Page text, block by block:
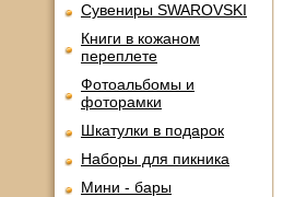
Сувениры SWAROVSKI
Книги в кожаном
переплете
Фотоальбомы и
фоторамки
Шкатулки в подарок
Наборы для пикника
Мини - бары